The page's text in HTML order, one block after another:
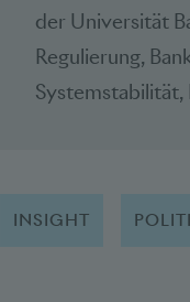
der Universität
Regulierung,
Systemstabilität,
INSIGHT